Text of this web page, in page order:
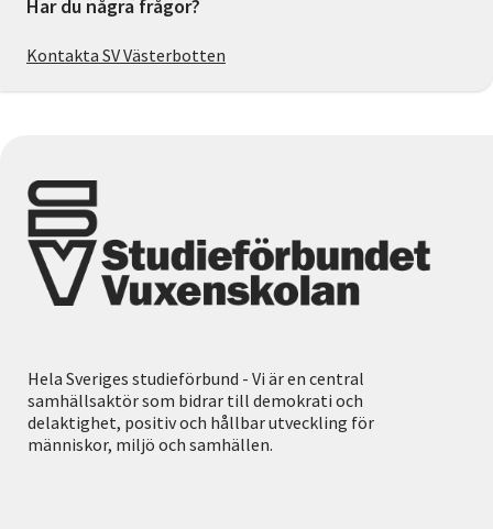
Har du några frågor?
Kontakta SV Västerbotten
Hela Sveriges studieförbund - Vi är en central
samhällsaktör som bidrar till demokrati och
delaktighet, positiv och hållbar utveckling för
människor, miljö och samhällen.